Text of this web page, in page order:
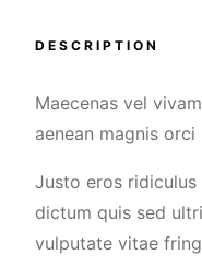
DESCRIPTION
Maecenas vel
aenean magnis
Justo eros ridiculus
dictum quis sed
vulputate vitae